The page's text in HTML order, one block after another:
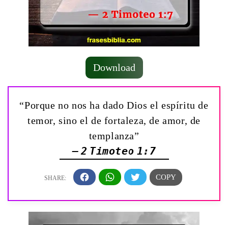
Download
“Porque no nos ha dado Dios el espíritu de
temor, sino el de fortaleza, de amor, de
templanza”
— 2 Timoteo 1:7